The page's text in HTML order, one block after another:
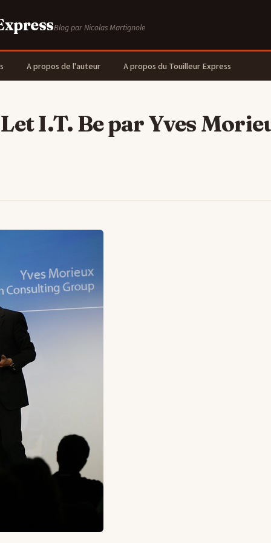
Blog par Nicolas Martignole
A propos de l'auteur A propos du Touilleur Express
I.T. Be par Yves